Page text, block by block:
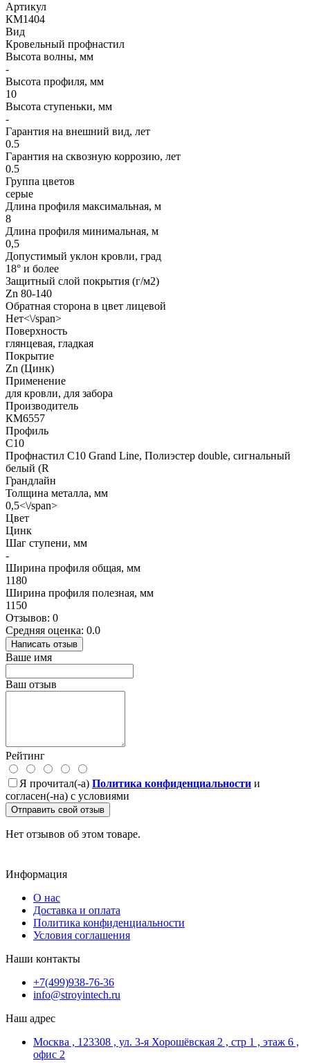
Артикул
КМ1404
Вид
Кровельный профнастил
Высота волны, мм
-
Высота профиля, мм
10
Высота ступеньки, мм
-
Гарантия на внешний вид, лет
0.5
Гарантия на сквозную коррозию, лет
0.5
Группа цветов
серые
Длина профиля максимальная, м
8
Длина профиля минимальная, м
0,5
Допустимый уклон кровли, град
18° и более
Защитный слой покрытия (г/м2)
Zn 80-140
Обратная сторона в цвет лицевой
Нет<\/span>
Поверхность
глянцевая, гладкая
Покрытие
Zn (Цинк)
Применение
для кровли, для забора
Производитель
КМ6557
Профиль
С10
Профнастил С10 Grand Line, Полиэстер double, сигнальный
белый (R
Грандлайн
Толщина металла, мм
0,5<\/span>
Цвет
Цинк
Шаг ступени, мм
-
Ширина профиля общая, мм
1180
Ширина профиля полезная, мм
1150
Отзывов: 0
Средняя оценка: 0.0
Написать отзыв
Ваше имя
Ваш отзыв
Рейтинг
Я прочитал(-а) Политика конфиденциальности и
согласен(-на) с условиями
Отправить свой отзыв
Нет отзывов об этом товаре.
Информация
О нас
Доставка и оплата
Политика конфиденциальности
Условия соглашения
Наши контакты
+7(499)938-76-36
info@stroyintech.ru
Наш адрес
Москва , 123308 , ул. 3-я Хорошёвская 2 , стр 1 , этаж 6 ,
офис 2